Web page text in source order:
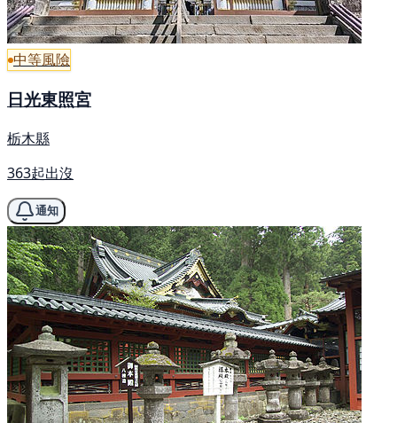
中等風險
日光東照宮
栃木縣
363起出沒
通知